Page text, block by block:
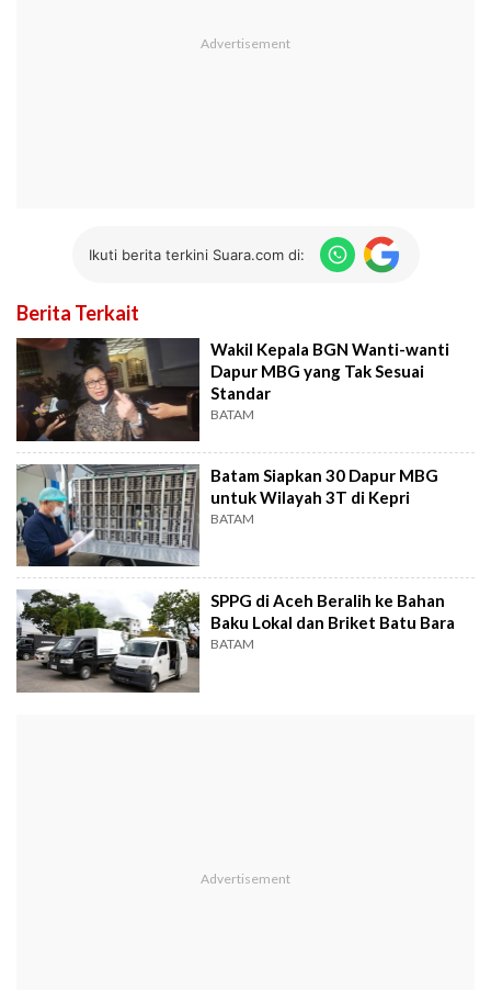
Ikuti berita terkini Suara.com di:
Berita Terkait
Wakil Kepala BGN Wanti-wanti
Dapur MBG yang Tak Sesuai
Standar
BATAM
Batam Siapkan 30 Dapur MBG
untuk Wilayah 3T di Kepri
BATAM
SPPG di Aceh Beralih ke Bahan
Baku Lokal dan Briket Batu Bara
BATAM